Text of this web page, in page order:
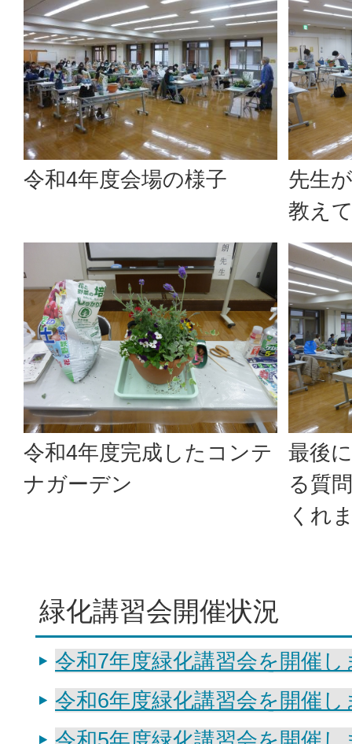
令和4年度会場の様子
先生
教え
令和4年度完成したコンテ
ナガーデン
最後
る質
くれ
緑化講習会開催状況
令和7年度緑化講習会を開催し
令和6年度緑化講習会を開催し